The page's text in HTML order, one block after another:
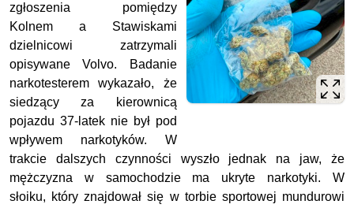
zgłoszenia pomiędzy
Kolnem a Stawiskami
dzielnicowi zatrzymali
opisywane Volvo. Badanie
narkotesterem wykazało, że
siedzący za kierownicą
pojazdu 37-latek nie był pod
wpływem narkotyków. W
trakcie dalszych czynności wyszło jednak na jaw, że
mężczyzna w samochodzie ma ukryte narkotyki. W
słoiku, który znajdował się w torbie sportowej mundurowi